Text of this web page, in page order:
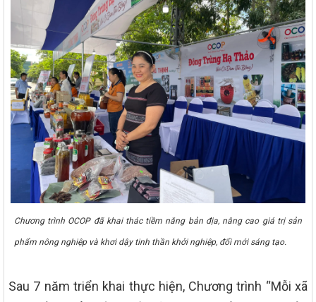
Chương trình OCOP đã khai thác tiềm năng bản địa, nâng cao giá trị sản
phẩm nông nghiệp và khơi dậy tinh thần khởi nghiệp, đổi mới sáng tạo.
Sau 7 năm triển khai thực hiện, Chương trình “Mỗi xã